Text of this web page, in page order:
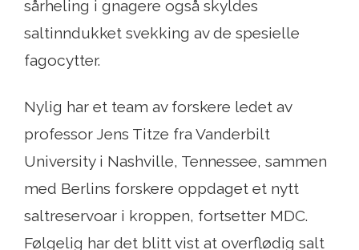
sårheling i gnagere også skyldes
saltinndukket svekking av de spesielle
fagocytter.
Nylig har et team av forskere ledet av
professor Jens Titze fra Vanderbilt
University i Nashville, Tennessee, sammen
med Berlins forskere oppdaget et nytt
saltreservoar i kroppen, fortsetter MDC.
Følgelig har det blitt vist at overflødig salt